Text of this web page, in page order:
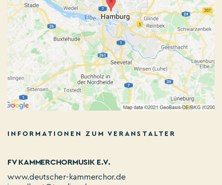
INFORMATIONEN ZUM VERANSTALTER
FV KAMMERCHORMUSIK E.V.
www.deutscher-kammerchor.de